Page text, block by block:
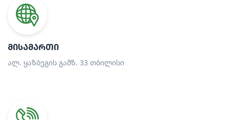
ᲛᲘᲡᲐᲛᲐᲠᲗᲘ
ალ. ყაზბეგის გამზ. 33 თბილისი